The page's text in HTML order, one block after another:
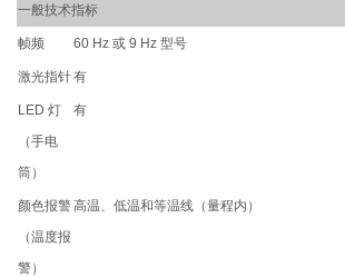
一般技术指标
帧频 60 Hz 或 9 Hz 型号
激光指针有
LED 灯
（手电
筒）
有
颜色报警
（温度报
警）
高温、低温和等温线（量程内）